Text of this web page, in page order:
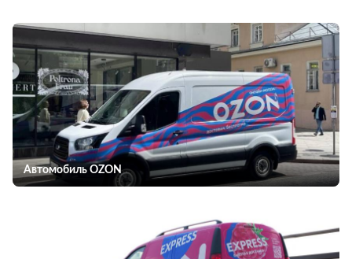
Автомобиль OZON